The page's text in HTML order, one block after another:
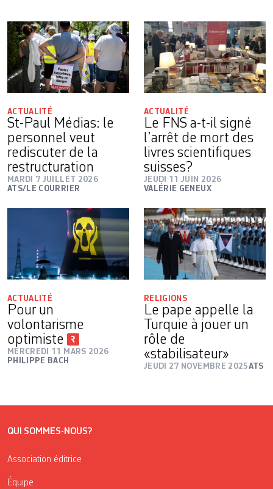
ACTUALITÉ
St-Paul Médias: le
personnel veut
rediscuter de la
restructuration
MARDI 7 JUILLET 2026
ATS/LE COURRIER
ACTUALITÉ
Le FNS a-t-il signé
l’arrêt de mort des
livres scientifiques
suisses?
JEUDI 11 JUIN 2026
VALÉRIE GENEUX
ACTUALITÉ
Pour un
volontarisme
optimiste
MERCREDI 11 MARS 2026
PHILIPPE BACH
RELIGIONS
Le pape appelle la
Turquie à jouer un
rôle de
«stabilisateur»
JEUDI 27 NOVEMBRE 2025ATS
QUI SOMMES-NOUS?
Association éditrice
Équipe